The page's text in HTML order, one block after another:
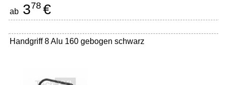
ab 378 €
Handgriff 8 Alu 160 gebogen schwarz